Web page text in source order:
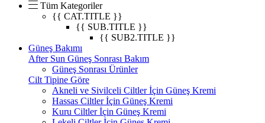
Tüm Kategoriler
{{ CAT.TITLE }}
{{ SUB.TITLE }}
{{ SUB2.TITLE }}
Güneş Bakımı
After Sun Güneş Sonrası Bakım
Güneş Sonrası Ürünler
Cilt Tipine Göre
Akneli ve Sivilceli Ciltler İçin Güneş Kremi
Hassas Ciltler İçin Güneş Kremi
Kuru Ciltler İçin Güneş Kremi